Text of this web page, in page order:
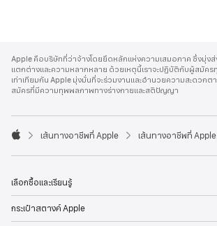
p
p
l
e
o
t
r
Apple คือบริษัทที่ว่าจ้างโดยยึดหลักแห่งความเสมอภาค ซึ่งมุ่ง
แตกต่างและความหลากหลาย ด้วยเหตุนี้เราจะปฏิบัติกับผู้สมัคร
เท่าเทียมกัน Apple มุ่งมั่นที่จะร่วมงานและอำนวยความสะดวกต
สมัครที่มีความทุพพลภาพทางร่างกายและสติปัญญา

p
l
เส้นทางอาชีพที่ Apple เส้นทางอาชีพที่ Apple
เลือกซื้อและเรียนรู้
กระเป๋าสตางค์ Apple